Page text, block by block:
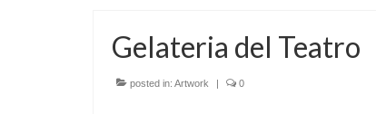
Gelateria del Teatro
posted in: Artwork | 0